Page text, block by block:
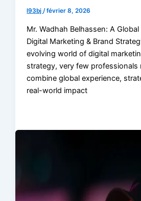
l93bj/février 8, 2026
Mr. Wadhah Belhassen: A
Digital Marketing & Brand
evolving world of digital
strategy, very few professionals
combine global experience,
real-world impact